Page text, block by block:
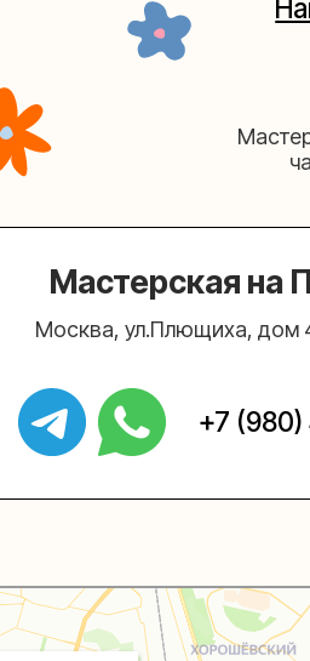
Москва, ул.Плющиха, дом 42
Мастерская на
+7 (980)